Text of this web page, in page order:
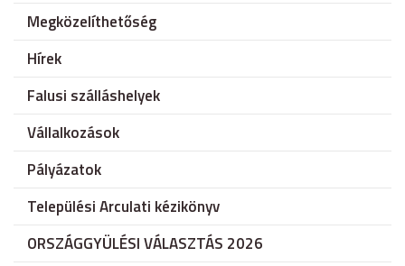
Megközelíthetőség
Hírek
Falusi szálláshelyek
Vállalkozások
Pályázatok
Települési Arculati kézikönyv
ORSZÁGGYÜLÉSI VÁLASZTÁS 2026